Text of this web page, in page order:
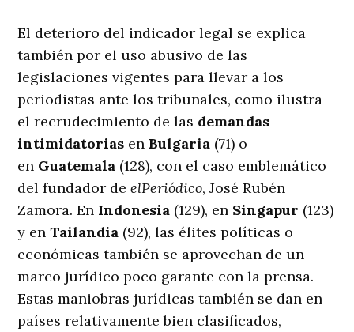
El deterioro del indicador legal se explica
también por el uso abusivo de las
legislaciones vigentes para llevar a los
periodistas ante los tribunales, como ilustra
el recrudecimiento de las demandas
intimidatorias enBulgaria (71) o
en Guatemala (128), con el caso emblemático
del fundador deelPeriódico, José Rubén
Zamora. En Indonesia (129), en Singapur (123)
y enTailandia (92), las élites políticas o
económicas también se aprovechan de un
marco jurídico poco garante con la prensa.
Estas maniobras jurídicas también se dan en
países relativamente bien clasificados,